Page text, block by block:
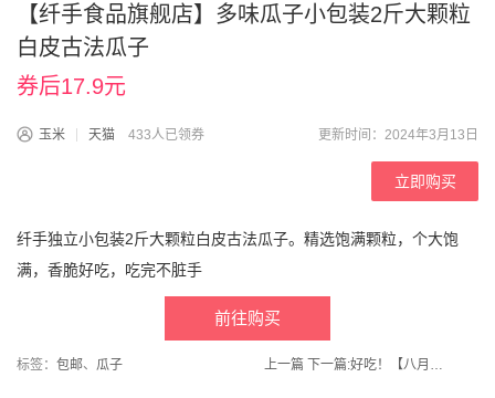
【纤手食品旗舰店】多味瓜子小包装2斤大颗粒
白皮古法瓜子
券后17.9元
玉米 天猫 433人已领券 更新时间：2024年3月13日
立即购买
纤手独立小包装2斤大颗粒白皮古法瓜子。精选饱满颗粒，个大饱
满，香脆好吃，吃完不脏手
前往购买
标签： 包邮、 瓜子 上一篇 下一篇: 好吃！【八月十五旗舰店】沙溏心无铅松花皮蛋礼盒